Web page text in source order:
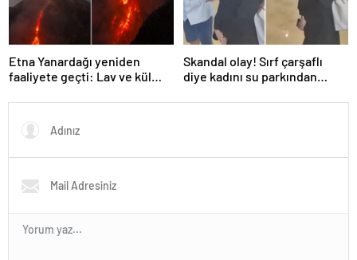
Etna Yanardağı yeniden
faaliyete geçti: Lav ve kül
Skandal olay! Sırf çarşaflı
diye kadını su parkından